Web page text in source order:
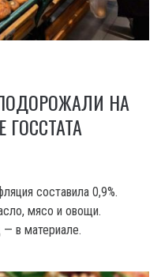
НА
составила 0,9%.
мясо и овощи.
— в материале.